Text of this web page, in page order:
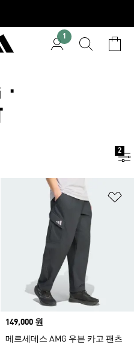
1
2
시리스트 담기
Price
149,000 원
메르세데스 AMG 우븐 카고 팬츠